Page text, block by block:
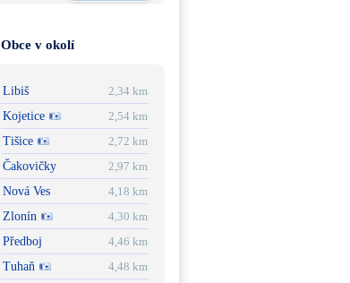
Obce v okolí
Libiš
2,34 km
Kojetice
2,54 km
Tišice
2,72 km
Čakovičky
2,97 km
Nová Ves
4,18 km
Zlonín
4,30 km
Předboj
4,46 km
Tuhaň
4,48 km